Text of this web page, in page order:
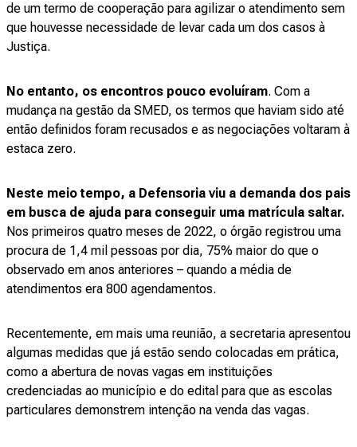
de um termo de cooperação para agilizar o atendimento sem
que houvesse necessidade de levar cada um dos casos à
Justiça.
No entanto, os encontros pouco evoluíram. Com a
mudança na gestão da SMED, os termos que haviam sido até
então definidos foram recusados e as negociações voltaram à
estaca zero.
Neste meio tempo, a Defensoria viu a demanda dos pais
em busca de ajuda para conseguir uma matrícula saltar.
Nos primeiros quatro meses de 2022, o órgão registrou uma
procura de 1,4 mil pessoas por dia, 75% maior do que o
observado em anos anteriores – quando a média de
atendimentos era 800 agendamentos.
Recentemente, em mais uma reunião, a secretaria apresentou
algumas medidas que já estão sendo colocadas em prática,
como a abertura de novas vagas em instituições
credenciadas ao município e do edital para que as escolas
particulares demonstrem intenção na venda das vagas.